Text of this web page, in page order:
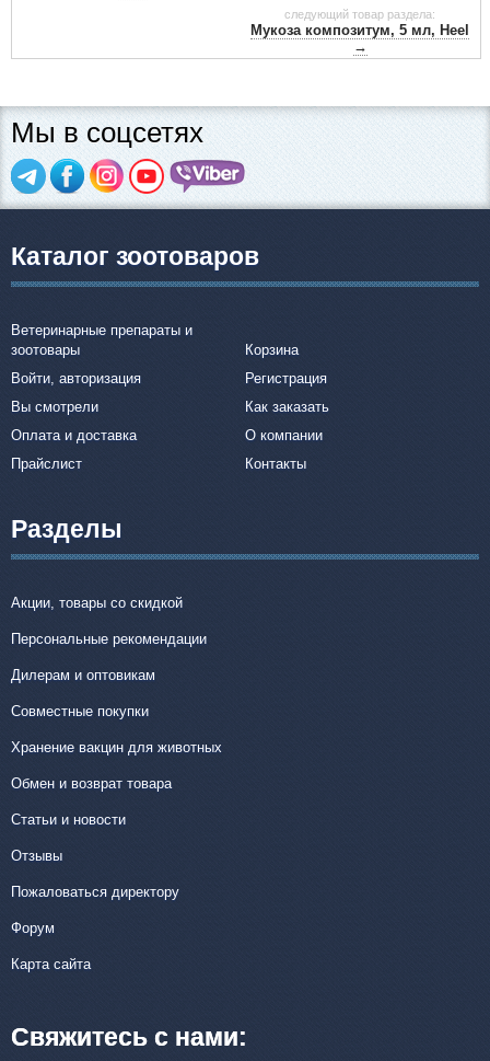
следующий товар раздела:
Мукоза композитум, 5 мл, Heel
→
Мы в соцсетях
Каталог зоотоваров
Ветеринарные препараты и
зоотовары
Корзина
Войти, авторизация
Регистрация
Вы смотрели
Как заказать
Оплата и доставка
О компании
Прайслист
Контакты
Разделы
Акции, товары со скидкой
Персональные рекомендации
Дилерам и оптовикам
Совместные покупки
Хранение вакцин для животных
Обмен и возврат товара
Статьи и новости
Отзывы
Пожаловаться директору
Форум
Карта сайта
Свяжитесь с нами: